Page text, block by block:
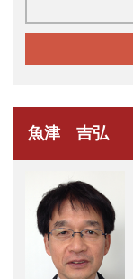
魚津 吉弘